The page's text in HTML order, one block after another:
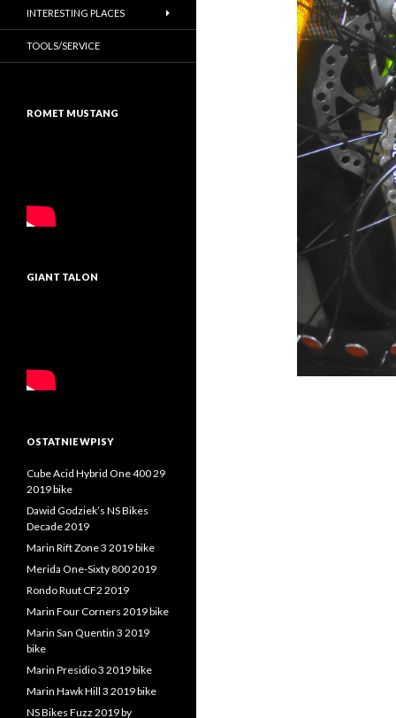
INTERESTING PLACES
TOOLS/SERVICE
ROMET MUSTANG
GIANT TALON
OSTATNIE WPISY
Cube Acid Hybrid One 400 29
2019 bike
Dawid Godziek’s NS Bikes
Decade 2019
Marin Rift Zone 3 2019 bike
Merida One-Sixty 800 2019
Rondo Ruut CF2 2019
Marin Four Corners 2019 bike
Marin San Quentin 3 2019
bike
Marin Presidio 3 2019 bike
Marin Hawk Hill 3 2019 bike
NS Bikes Fuzz 2019 by